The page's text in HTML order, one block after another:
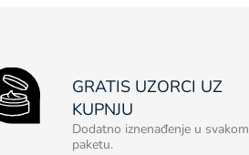
GRATIS UZORCI UZ
KUPNJU
Dodatno iznenađenje u svakom
paketu.